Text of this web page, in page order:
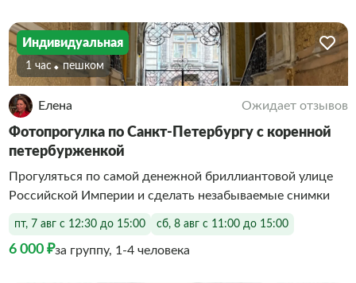
Индивидуальная
1 час Пешком
Елена Ожидает отзывов
Фотопрогулка по Санкт-Петербургу с коренной
петербурженкой
Прогуляться по самой денежной бриллиантовой улице
Российской Империи и сделать незабываемые снимки
пт, 7 авг с 12:30 до 15:00 сб, 8 авг с 11:00 до 15:00
6 000 ₽за группу, 1-4 человека